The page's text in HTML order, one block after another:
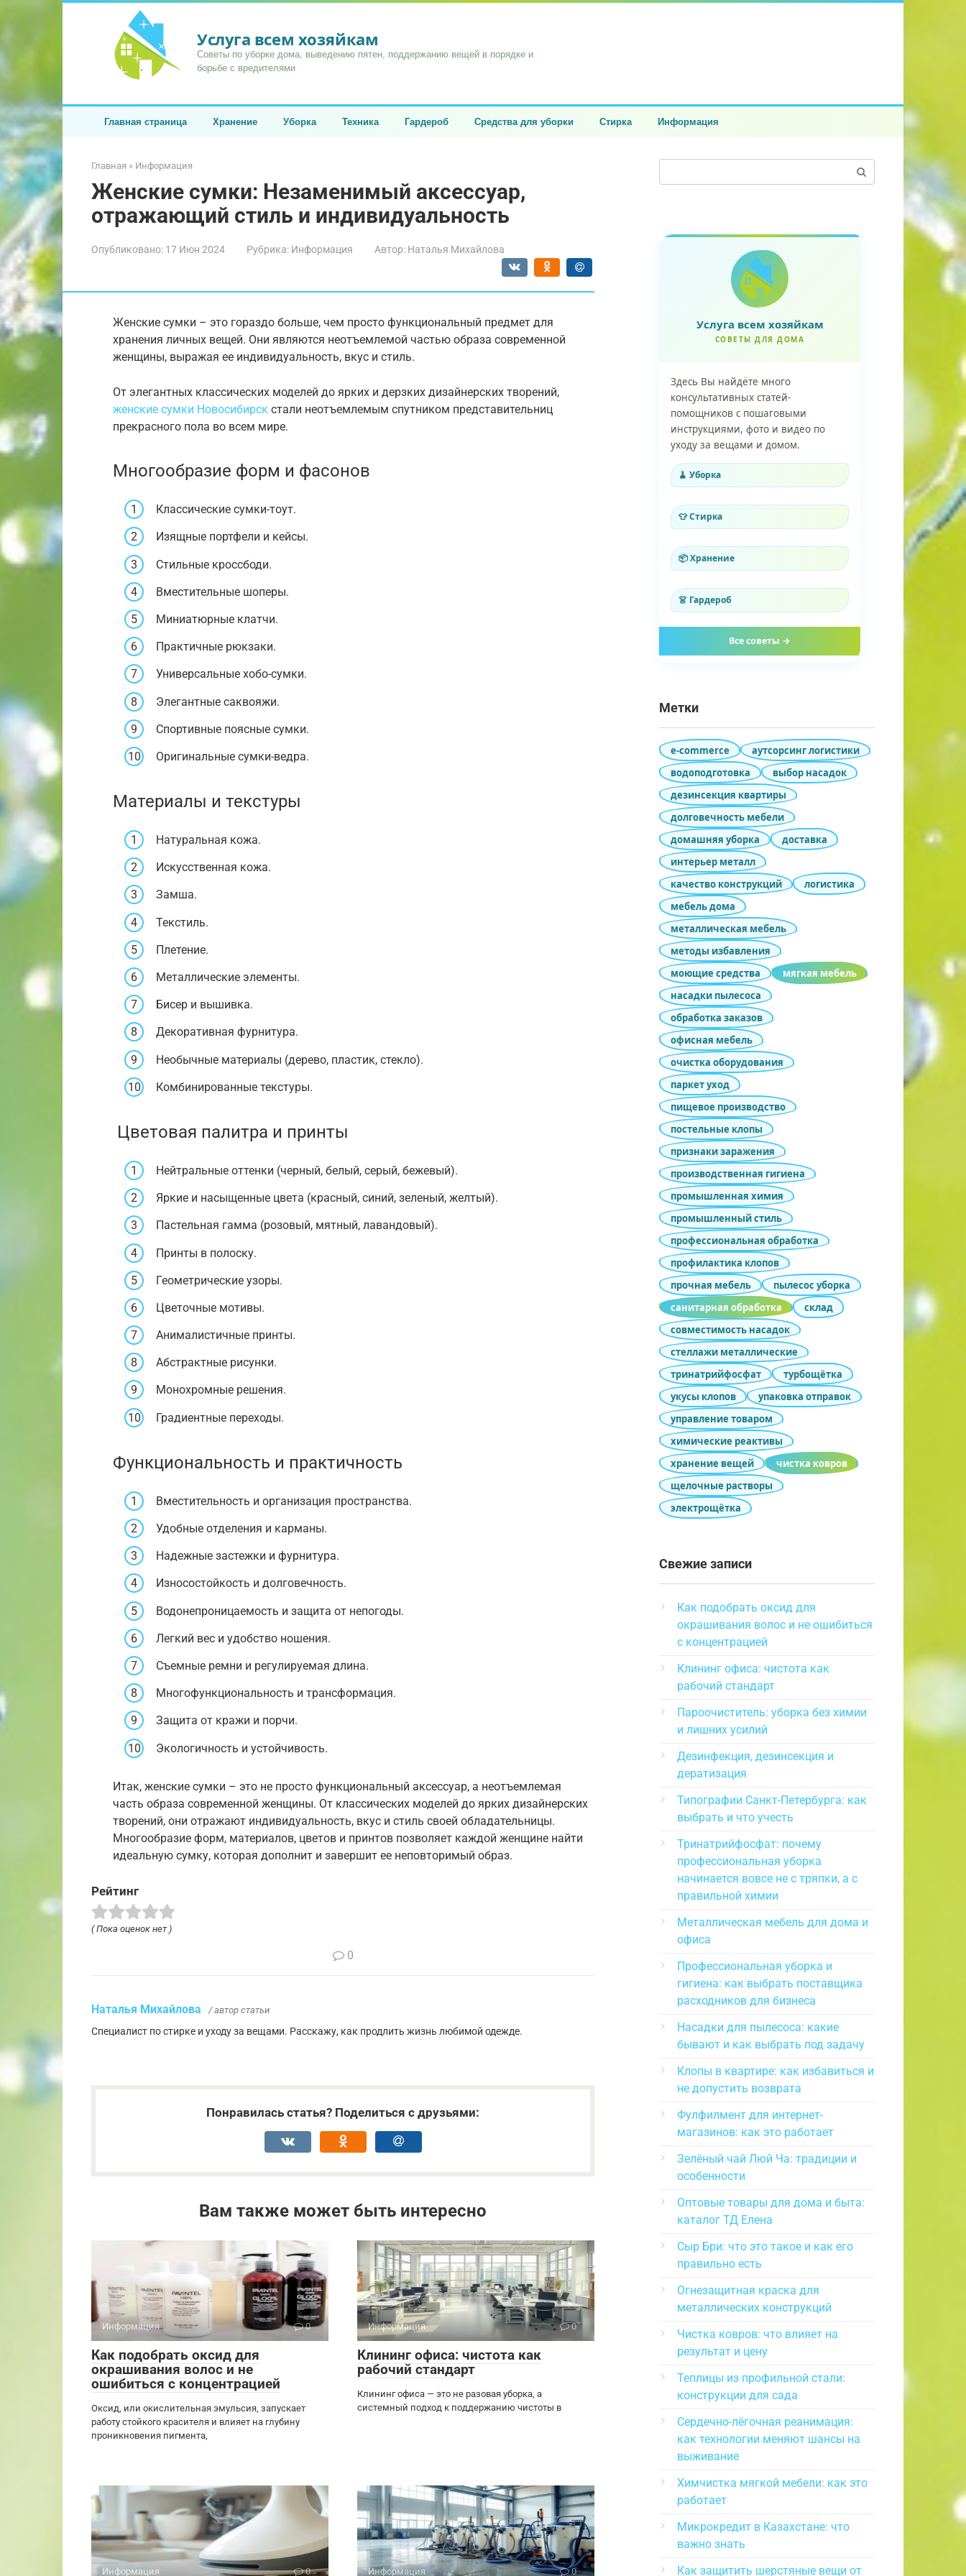
Услуга всем хозяйкам
Советы по уборке дома, выведению пятен, поддержанию вещей в порядке и
борьбе с вредителями
Главная страница Хранение Уборка Техника Гардероб Средства для уборки Стирка Информация
Главная » Информация
Женские сумки: Незаменимый аксессуар,
отражающий стиль и индивидуальность
Опубликовано: 17 Июн 2024 Рубрика: Информация Автор: Наталья Михайлова
Женские сумки – это гораздо больше, чем просто функциональный предмет для
хранения личных вещей. Они являются неотъемлемой частью образа современной
женщины, выражая ее индивидуальность, вкус и стиль.
От элегантных классических моделей до ярких и дерзких дизайнерских творений,
женские сумки Новосибирск стали неотъемлемым спутником представительниц
прекрасного пола во всем мире.
Многообразие форм и фасонов
Классические сумки-тоут.
Изящные портфели и кейсы.
Стильные кроссбоди.
Вместительные шоперы.
Миниатюрные клатчи.
Практичные рюкзаки.
Универсальные хобо-сумки.
Элегантные саквояжи.
Спортивные поясные сумки.
Оригинальные сумки-ведра.
Материалы и текстуры
Натуральная кожа.
Искусственная кожа.
Замша.
Текстиль.
Плетение.
Металлические элементы.
Бисер и вышивка.
Декоративная фурнитура.
Необычные материалы (дерево, пластик, стекло).
Комбинированные текстуры.
Цветовая палитра и принты
Нейтральные оттенки (черный, белый, серый, бежевый).
Яркие и насыщенные цвета (красный, синий, зеленый, желтый).
Пастельная гамма (розовый, мятный, лавандовый).
Принты в полоску.
Геометрические узоры.
Цветочные мотивы.
Анималистичные принты.
Абстрактные рисунки.
Монохромные решения.
Градиентные переходы.
Функциональность и практичность
Вместительность и организация пространства.
Удобные отделения и карманы.
Надежные застежки и фурнитура.
Износостойкость и долговечность.
Водонепроницаемость и защита от непогоды.
Легкий вес и удобство ношения.
Съемные ремни и регулируемая длина.
Многофункциональность и трансформация.
Защита от кражи и порчи.
Экологичность и устойчивость.
Итак, женские сумки – это не просто функциональный аксессуар, а неотъемлемая
часть образа современной женщины. От классических моделей до ярких дизайнерских
творений, они отражают индивидуальность, вкус и стиль своей обладательницы.
Многообразие форм, материалов, цветов и принтов позволяет каждой женщине найти
идеальную сумку, которая дополнит и завершит ее неповторимый образ.
Рейтинг
( Пока оценок нет )
0
Наталья Михайлова / автор статьи
Специалист по стирке и уходу за вещами. Расскажу, как продлить жизнь любимой одежде.
Понравилась статья? Поделиться с друзьями:
Вам также может быть интересно
Информация 0
Как подобрать оксид для
окрашивания волос и не
ошибиться с концентрацией
Оксид, или окислительная эмульсия, запускает
работу стойкого красителя и влияет на глубину
проникновения пигмента,
Информация 0
Клининг офиса: чистота как
рабочий стандарт
Клининг офиса — это не разовая уборка, а
системный подход к поддержанию чистоты в
Информация 0 Информация 0
Услуга всем хозяйкам
СОВЕТЫ ДЛЯ ДОМА
Здесь Вы найдёте много
консультативных статей-
помощников с пошаговыми
инструкциями, фото и видео по
уходу за вещами и домом.
🧹 Уборка
👕 Стирка
📦 Хранение
👗 Гардероб
Все советы →
Метки
e-commerce
аутсорсинг логистики
водоподготовка
выбор насадок
дезинсекция квартиры
долговечность мебели
домашняя уборка
доставка
интерьер металл
качество конструкций
логистика
мебель дома
металлическая мебель
методы избавления
моющие средства
мягкая мебель
насадки пылесоса
обработка заказов
офисная мебель
очистка оборудования
паркет уход
пищевое производство
постельные клопы
признаки заражения
производственная гигиена
промышленная химия
промышленный стиль
профессиональная обработка
профилактика клопов
прочная мебель
пылесос уборка
санитарная обработка
склад
совместимость насадок
стеллажи металлические
тринатрийфосфат
турбощётка
укусы клопов
упаковка отправок
управление товаром
химические реактивы
хранение вещей
чистка ковров
щелочные растворы
электрощётка
Свежие записи
Как подобрать оксид для
окрашивания волос и не ошибиться
с концентрацией
Клининг офиса: чистота как
рабочий стандарт
Пароочиститель: уборка без химии
и лишних усилий
Дезинфекция, дезинсекция и
дератизация
Типографии Санкт-Петербурга: как
выбрать и что учесть
Тринатрийфосфат: почему
профессиональная уборка
начинается вовсе не с тряпки, а с
правильной химии
Металлическая мебель для дома и
офиса
Профессиональная уборка и
гигиена: как выбрать поставщика
расходников для бизнеса
Насадки для пылесоса: какие
бывают и как выбрать под задачу
Клопы в квартире: как избавиться и
не допустить возврата
Фулфилмент для интернет-
магазинов: как это работает
Зелёный чай Люй Ча: традиции и
особенности
Оптовые товары для дома и быта:
каталог ТД Елена
Сыр Бри: что это такое и как его
правильно есть
Огнезащитная краска для
металлических конструкций
Чистка ковров: что влияет на
результат и цену
Теплицы из профильной стали:
конструкции для сада
Сердечно-лёгочная реанимация:
как технологии меняют шансы на
выживание
Химчистка мягкой мебели: как это
работает
Микрокредит в Казахстане: что
важно знать
Как защитить шерстяные вещи от